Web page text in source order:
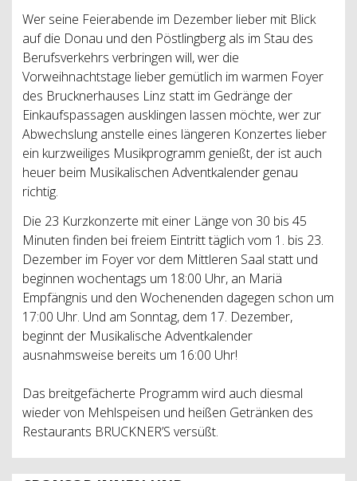
Wer seine Feierabende im Dezember lieber mit Blick
auf die Donau und den Pöstlingberg als im Stau des
Berufsverkehrs verbringen will, wer die
Vorweihnachtstage lieber gemütlich im warmen Foyer
des Brucknerhauses Linz statt im Gedränge der
Einkaufspassagen ausklingen lassen möchte, wer zur
Abwechslung anstelle eines längeren Konzertes lieber
ein kurzweiliges Musikprogramm genießt, der ist auch
heuer beim Musikalischen Adventkalender genau
richtig.
Die 23 Kurzkonzerte mit einer Länge von 30 bis 45
Minuten finden bei freiem Eintritt täglich vom 1. bis 23.
Dezember im Foyer vor dem Mittleren Saal statt und
beginnen wochentags um 18:00 Uhr, an Mariä
Empfängnis und den Wochenenden dagegen schon um
17:00 Uhr. Und am Sonntag, dem 17. Dezember,
beginnt der Musikalische Adventkalender
ausnahmsweise bereits um 16:00 Uhr!
Das breitgefächerte Programm wird auch diesmal
wieder von Mehlspeisen und heißen Getränken des
Restaurants BRUCKNER’S versüßt.